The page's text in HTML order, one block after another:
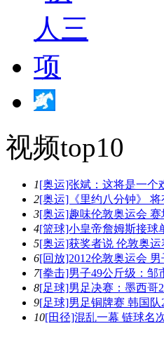
视频top10
1[奥运]张斌：这将是一个
2[奥运]《里约八分钟》
3[奥运]趣味伦敦奥运会
4[篮球]小皇帝詹姆斯接球
5[奥运]获奖者说 伦敦奥
6[回放]2012伦敦奥运会
7[拳击]男子49公斤级：邹
8[足球]男足决赛：墨西哥
9[足球]男足铜牌赛 韩国
10[田径]混乱一幕 链球名